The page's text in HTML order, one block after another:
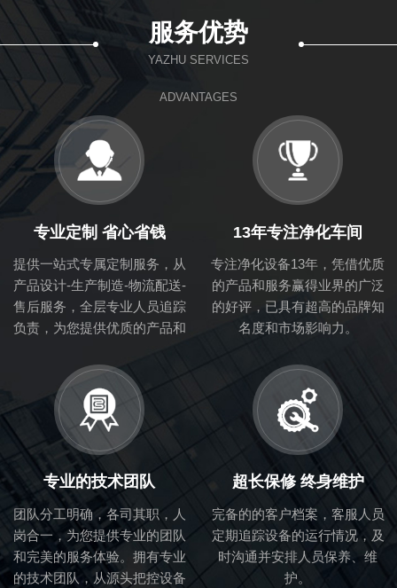
服务优势
YAZHU SERVICES
ADVANTAGES
专业定制 省心省钱
提供一站式专属定制服务，从
产品设计-生产制造-物流配送-
售后服务，全层专业人员追踪
负责，为您提供优质的产品和
现场安装
13年专注净化车间
专注净化设备13年，凭借优质
的产品和服务赢得业界的广泛
的好评，已具有超高的品牌知
名度和市场影响力。
专业的技术团队
团队分工明确，各司其职，人
岗合一，为您提供专业的团队
和完美的服务体验。拥有专业
的技术团队，从源头把控设备
超长保修 终身维护
完备的的客户档案，客服人员
定期追踪设备的运行情况，及
时沟通并安排人员保养、维
护。